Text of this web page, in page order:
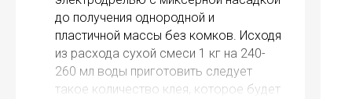
до получения однородной и
пластичной массы без комков. Исходя
из расхода сухой смеси 1 кг на 240-
260 мл воды приготовить следует
такое количество клея, которое будет